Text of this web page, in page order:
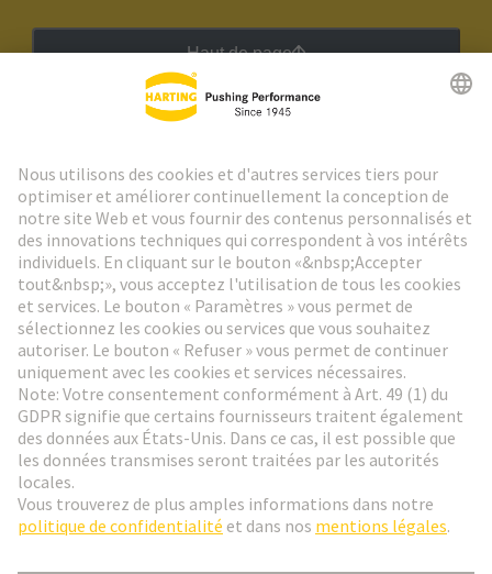
Haut de page
Aller à l'inscription
Social Media
France Français